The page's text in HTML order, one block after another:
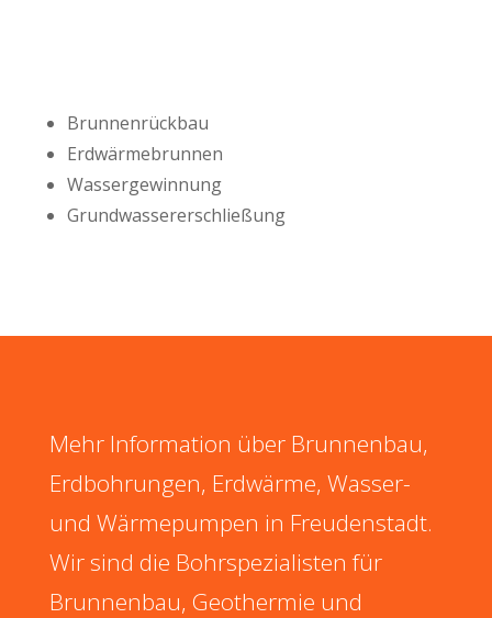
Brunnenrückbau
Erdwärmebrunnen
Wassergewinnung
Grundwassererschließung
Mehr Information über Brunnenbau,
Erdbohrungen, Erdwärme, Wasser-
und Wärmepumpen in Freudenstadt.
Wir sind die Bohrspezialisten für
Brunnenbau, Geothermie und